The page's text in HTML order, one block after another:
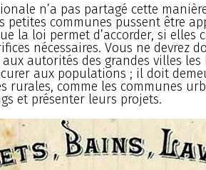
n’a pas partagé cette
petites communes pussent être
la loi permet d’accorder, si elles
nécessaires. Vous ne devrez
autorités des grandes villes
aux populations ; il doit
rurales, comme les communes
et présenter leurs projets.